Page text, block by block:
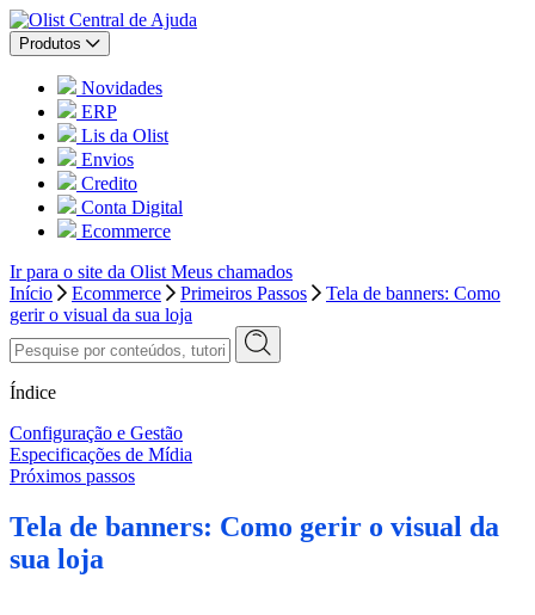
Central de Ajuda
Produtos
Novidades
ERP
Lis da Olist
Envios
Credito
Conta Digital
Ecommerce
Ir para o site da Olist Meus chamados
Início
Ecommerce Primeiros Passos
Tela de banners: Como
gerir o visual da sua loja
Índice
Configuração e Gestão
Especificações de Mídia
Próximos passos
Tela de banners: Como gerir o visual da
sua loja